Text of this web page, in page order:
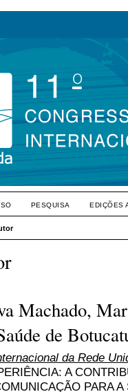
PESQUISA EDIÇÕES
Machado,
de
da Rede
A
PARA